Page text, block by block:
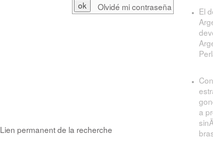
Lien permanent de la recherche
Olvidé mi contraseña
El
a